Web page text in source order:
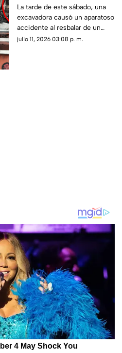
de tráiler y causa
4cc1d3nt3 contra
vehículo en la Av.
López Portillo en
La tarde de este sábado, una
excavadora causó un aparatoso
accidente al resbalar de un
tráiler donde era transportada
julio 11, 2026 03:08 p. m.